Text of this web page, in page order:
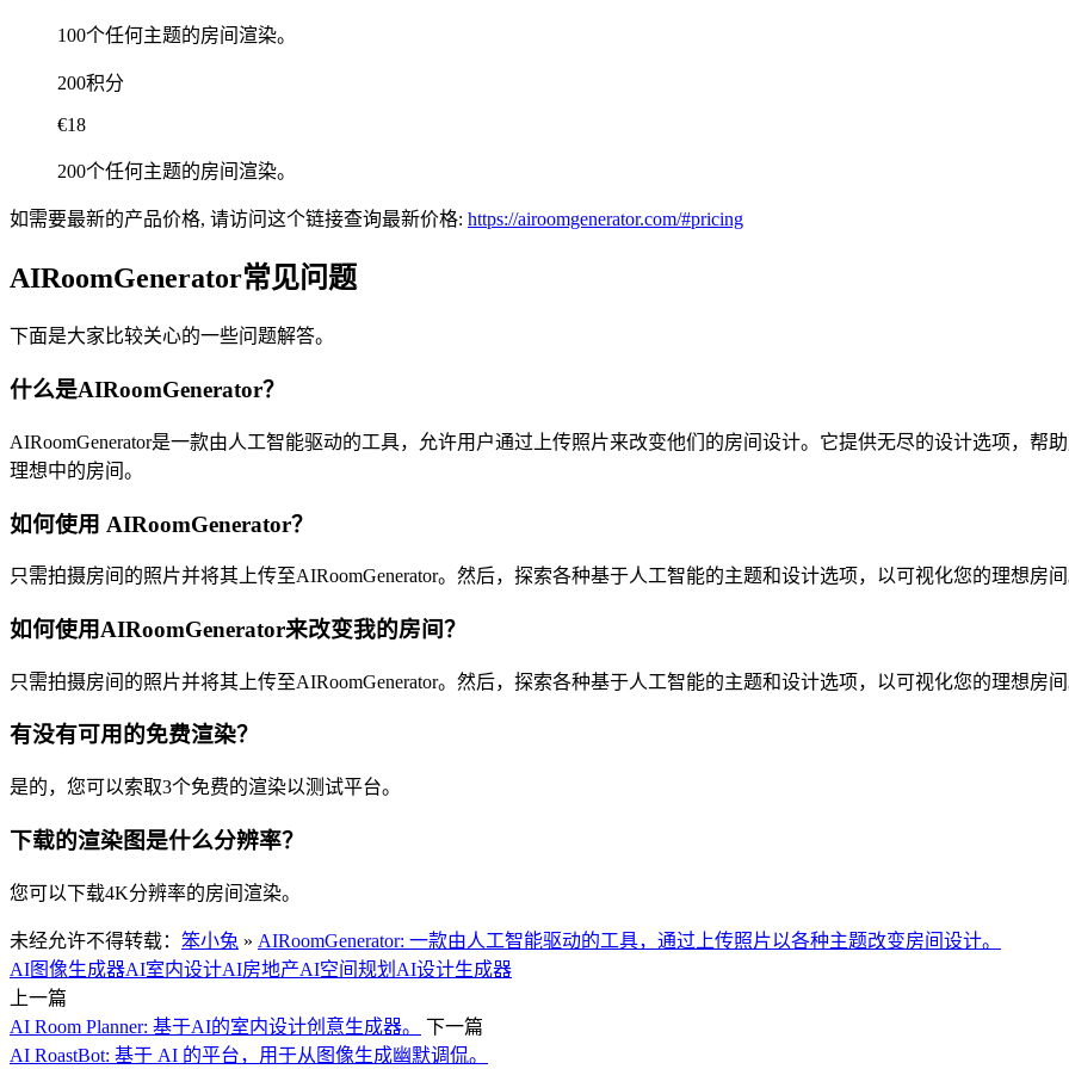
100个任何主题的房间渲染。
200积分
€18
200个任何主题的房间渲染。
如需要最新的产品价格, 请访问这个链接查询最新价格: https://airoomgenerator.com/#pricing
AIRoomGenerator常见问题
下面是大家比较关心的一些问题解答。
什么是AIRoomGenerator？
AIRoomGenerator是一款由人工智能驱动的工具，允许用户通过上传照片来改变他们的房间设计。它提供无尽的设计选项，帮
理想中的房间。
如何使用 AIRoomGenerator？
只需拍摄房间的照片并将其上传至AIRoomGenerator。然后，探索各种基于人工智能的主题和设计选项，以可视化您的理想房间
如何使用AIRoomGenerator来改变我的房间？
只需拍摄房间的照片并将其上传至AIRoomGenerator。然后，探索各种基于人工智能的主题和设计选项，以可视化您的理想房间
有没有可用的免费渲染？
是的，您可以索取3个免费的渲染以测试平台。
下载的渲染图是什么分辨率？
您可以下载4K分辨率的房间渲染。
未经允许不得转载： 笨小兔 » AIRoomGenerator: 一款由人工智能驱动的工具，通过上传照片以各种主题改变房间设计。
AI图像生成器AI室内设计AI房地产AI空间规划 AI设计生成器
上一篇
AI Room Planner: 基于AI的室内设计创意生成器。
下一篇
AI RoastBot: 基于 AI 的平台，用于从图像生成幽默调侃。